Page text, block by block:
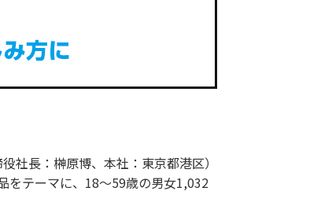
社長：榊󠄀原博、本社：東京都港区）
をテーマに、18～59歳の男女1,032